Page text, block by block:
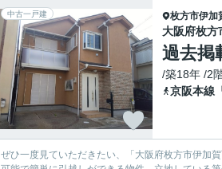
中古一戸建 枚方市伊加
大阪府枚
過去掲
/築18年 /2
京阪本線
ぜひ一度見ていただきたい、「大阪府枚方市伊加